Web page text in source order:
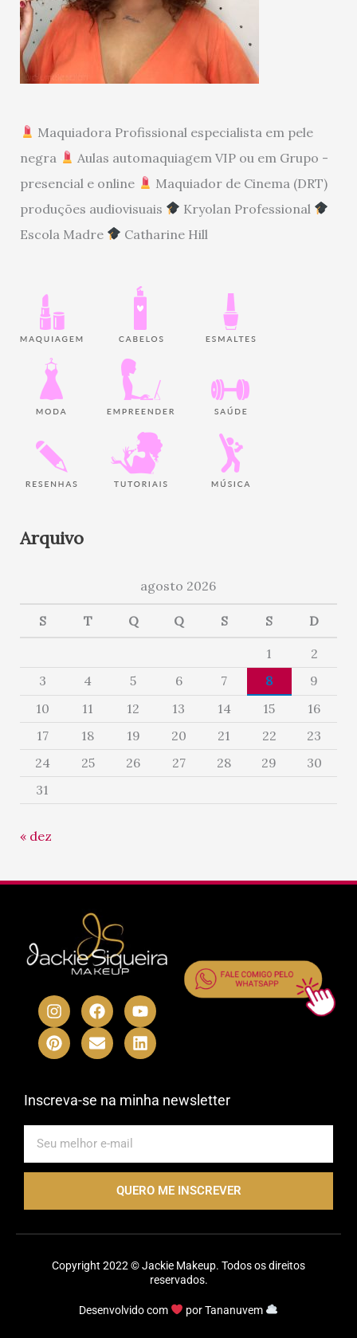
Maquiadora Profissional especialista em pele
negra
Aulas automaquiagem VIP ou em Grupo -
presencial e online
Maquiador de Cinema (DRT)
produções audiovisuais
Kryolan Professional
Escola Madre
Catharine Hill
Arquivo
agosto 2026
S T Q Q S S D
1
2
3
4 5 6 7 8
9
10
11 12 13 14 15
16
17
18 19 20 21 22
23
24
25 26 27 28 29
30
31
« dez
I
n
s
t
a
r
m
F
a
c
e
b
o
Y
o
u
t
u
e
P
i
n
t
e
e
t
E
n
v
e
l
p
L
i
n
k
e
i
Inscreva-se na minha newsletter
QUERO ME INSCREVER
Copyright 2022 © Jackie Makeup. Todos os direitos
reservados.
Desenvolvido com porTananuvem